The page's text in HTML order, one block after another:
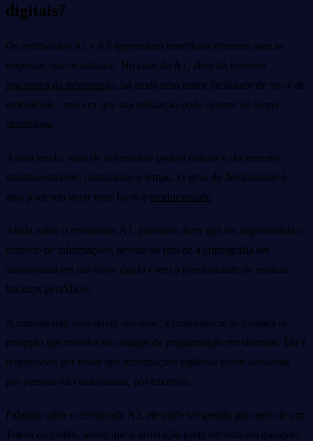
digitais?
Os certificados A1 e A3 apresentam benefícios diversos para as
empresas que os utilizam. No caso do A1, além de fornecer
segurança da informação, há ainda uma maior facilidade de uso e de
mobilidade, uma vez que sua utilização pode ocorrer de forma
simultânea.
Assim sendo, mais de um usuário poderá utilizar o documento
simultaneamente, otimizando o tempo. O grau de flexibilidade é
alto, podendo gerar mais lucro e produtividade.
Ainda sobre o certificado A1, podemos dizer que ele impossibilita o
extravio de informações, devido ao fato de a criptografia ser
armazenada em um disco rígido e tem a possibilidade de realizar
backups periódicos.
A criptografia, para quem não sabe, é uma espécie de camada de
proteção que envolve os códigos de programação em sistemas. Ela é
responsável por evitar que informações sigilosas sejam acessadas
por pessoas não autorizadas, por exemplo.
Falando sobre o certificado A3, ele pode ser gerado por meio de um
Token ou cartão, sendo que a instalação pode ser feita em qualquer